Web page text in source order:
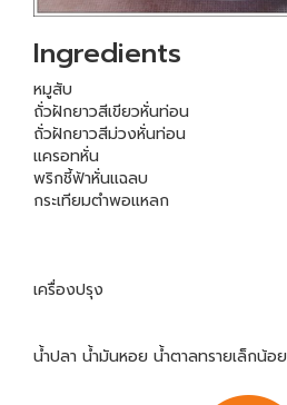
Ingredients
หมูสับ
ถั่วฝักยาวสีเขียวหั่นท่อน
ถั่วฝักยาวสีม่วงหั่นท่อน
แครอทหั่น
พริกชี้ฟ้าหั่นแฉลบ
กระเทียมตำพอแหลก
เครื่องปรุง
น้ำปลา น้ำมันหอย น้ำตาลทรายเล็กน้อย